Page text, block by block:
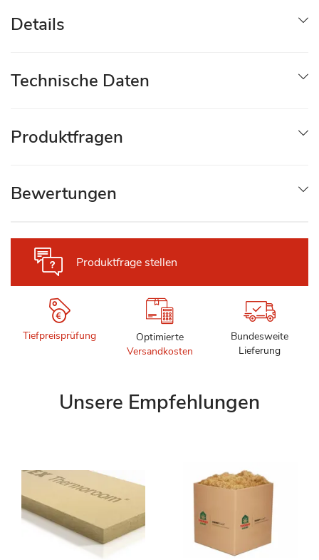
Produktfrage stellen
Tiefpreisprüfung
Optimierte
Versandkosten
Bundesweite
Lieferung
Details
Technische Daten
Produktfragen
Bewertungen
Unsere Empfehlungen